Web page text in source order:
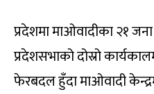
प्रदेशमा माओवादीका २१
प्रदेशसभाको दोस्रो
फेरबदल हुँदा माओवादी